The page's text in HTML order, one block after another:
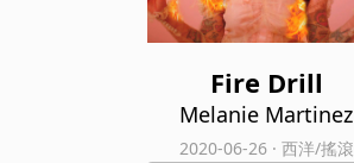
Fire Drill
Melanie Martinez
2020-06-26 · 西洋/搖滾